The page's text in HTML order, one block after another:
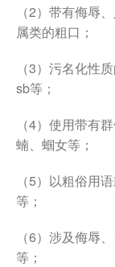
（2）带有侮辱
属类的粗口；
（3）污名化性
sb等；
（4）使用带有
蝻、蝈女等；
（5）以粗俗用
等；
（6）涉及侮辱
等；